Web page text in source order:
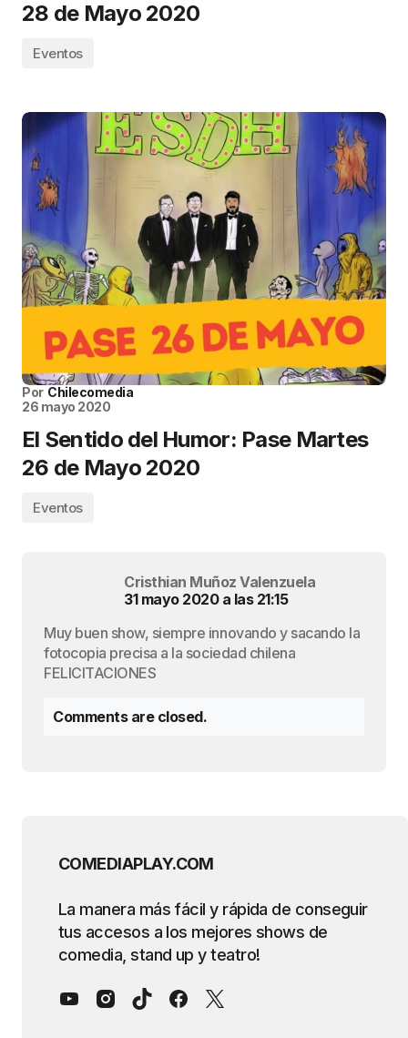
28 de Mayo 2020
Eventos
Por Chilecomedia
26 mayo 2020
El Sentido del Humor: Pase Martes
26 de Mayo 2020
Eventos
Cristhian Muñoz Valenzuela
31 mayo 2020 a las 21:15
Muy buen show, siempre innovando y sacando la
fotocopia precisa a la sociedad chilena
FELICITACIONES
Comments are closed.
COMEDIAPLAY.COM
La manera más fácil y rápida de conseguir
tus accesos a los mejores shows de
comedia, stand up y teatro!